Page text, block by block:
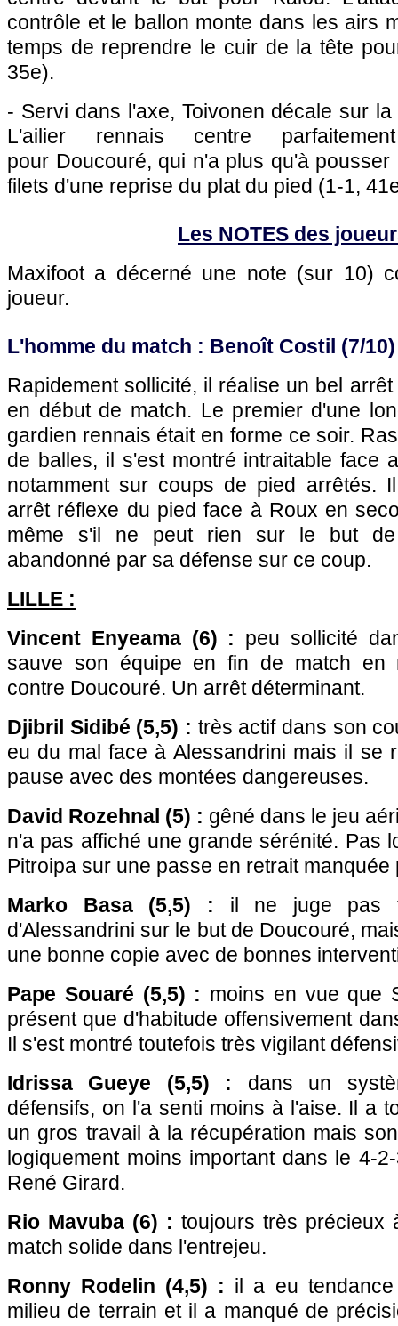
contrôle et le ballon monte dans les airs
temps de reprendre le cuir de la tête
35e).
- Servi dans l'axe, Toivonen décale sur
L'ailier rennais centre
pour Doucouré, qui n'a plus qu'à
filets d'une reprise du plat du pied (1-1,
Les NOTES des
Maxifoot a décerné une note (sur 10)
joueur.
L'homme du match : Benoît Costil (7/10)
Rapidement sollicité, il réalise un bel
en début de match. Le premier d'une
gardien rennais était en forme ce soir.
de balles, il s'est montré intraitable face
notamment sur coups de pied arrêtés.
arrêt réflexe du pied face à Roux en
même s'il ne peut rien sur le but de
abandonné par sa défense sur ce coup.
LILLE :
Vincent Enyeama (6) : peu sollicité
sauve son équipe en fin de match en
contre Doucouré. Un arrêt déterminant.
Djibril Sidibé (5,5) : très actif dans son
eu du mal face à Alessandrini mais il se
pause avec des montées dangereuses.
David Rozehnal (5) : gêné dans le jeu
n'a pas affiché une grande sérénité. Pas
Pitroipa sur une passe en retrait manquée
Marko Basa (5,5) : il ne juge pas
d'Alessandrini sur le but de Doucouré,
une bonne copie avec de bonnes
Pape Souaré (5,5) : moins en vue que
présent que d'habitude offensivement
Il s'est montré toutefois très vigilant
Idrissa Gueye (5,5) : dans un
défensifs, on l'a senti moins à l'aise. Il a
un gros travail à la récupération mais
logiquement moins important dans le 4-
René Girard.
Rio Mavuba (6) : toujours très précieux
match solide dans l'entrejeu.
Ronny Rodelin (4,5) : il a eu
milieu de terrain et il a manqué de